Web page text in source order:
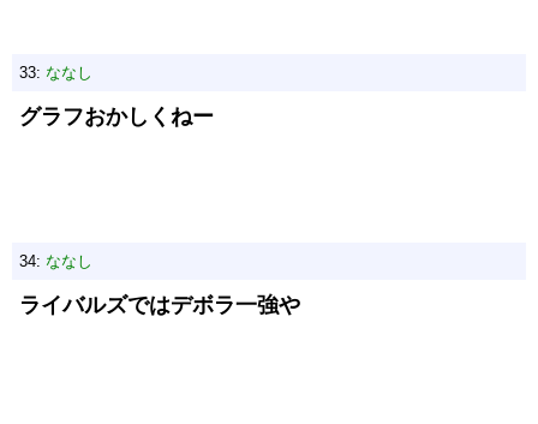
33: ななし
グラフおかしくねー
34: ななし
ライバルズではデボラ一強や